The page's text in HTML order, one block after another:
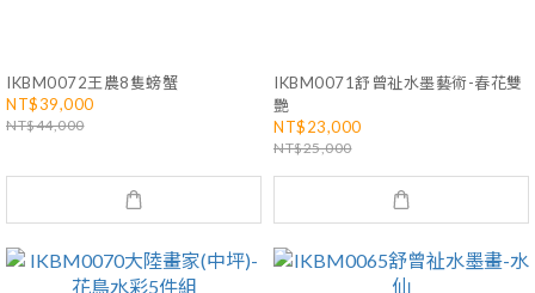
IKBM0072王農8隻螃蟹
NT$39,000
NT$44,000
IKBM0071舒曾祉水墨藝術-春花雙
艷
NT$23,000
NT$25,000